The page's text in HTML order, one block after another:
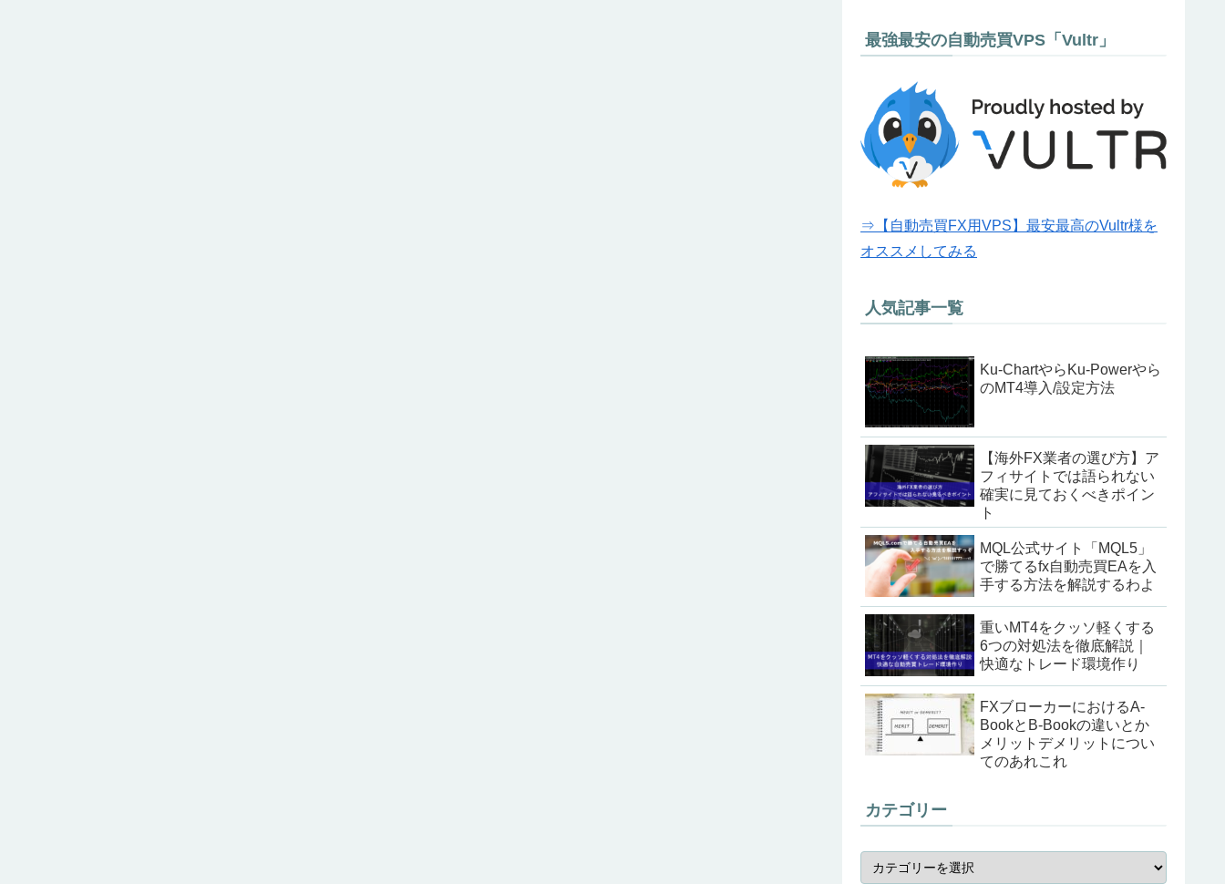
最強最安の自動売買VPS「Vultr」
⇒【自動売買FX用VPS】最安最高のVultr様を
オススメしてみる
人気記事一覧
Ku-ChartやらKu-Powerやら
のMT4導入/設定方法
【海外FX業者の選び方】ア
フィサイトでは語られない
確実に見ておくべきポイン
ト
MQL公式サイト「MQL5」
で勝てるfx自動売買EAを入
手する方法を解説するわよ
重いMT4をクッソ軽くする
6つの対処法を徹底解説｜
快適なトレード環境作り
FXブローカーにおけるA-
BookとB-Bookの違いとか
メリットデメリットについ
てのあれこれ
カテゴリー